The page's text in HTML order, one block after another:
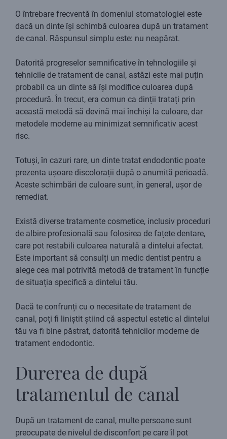
O întrebare frecventă în domeniul stomatologiei este
dacă un dinte își schimbă culoarea după un tratament
de canal. Răspunsul simplu este: nu neapărat.
Datorită progreselor semnificative în tehnologiile și
tehnicile de tratament de canal, astăzi este mai puțin
probabil ca un dinte să își modifice culoarea după
procedură. În trecut, era comun ca dinții tratați prin
această metodă să devină mai închiși la culoare, dar
metodele moderne au minimizat semnificativ acest
risc.
Totuși, în cazuri rare, un dinte tratat endodontic poate
prezenta ușoare discolorații după o anumită perioadă.
Aceste schimbări de culoare sunt, în general, ușor de
remediat.
Există diverse tratamente cosmetice, inclusiv proceduri
de albire profesională sau folosirea de fațete dentare,
care pot restabili culoarea naturală a dintelui afectat.
Este important să consulți un medic dentist pentru a
alege cea mai potrivită metodă de tratament în funcție
de situația specifică a dintelui tău.
Dacă te confrunți cu o necesitate de tratament de
canal, poți fi liniștit știind că aspectul estetic al dintelui
tău va fi bine păstrat, datorită tehnicilor moderne de
tratament endodontic.
Durerea de după
tratamentul de canal
După un tratament de canal, multe persoane sunt
preocupate de nivelul de disconfort pe care îl pot